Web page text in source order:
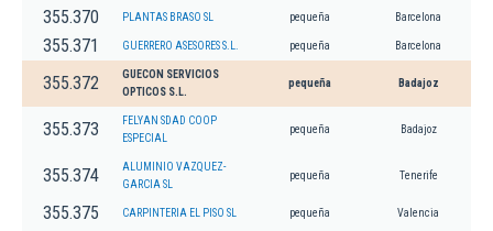
355.370 PLANTAS BRASO SL pequeña Barcelona
355.371 GUERRERO ASESORES S.L. pequeña Barcelona
355.372
GUECON SERVICIOS
OPTICOS S.L.
pequeña Badajoz
355.373
FELYAN SDAD COOP
ESPECIAL
pequeña Badajoz
355.374
ALUMINIO VAZQUEZ-
GARCIA SL
pequeña Tenerife
355.375 CARPINTERIA EL PISO SL pequeña Valencia